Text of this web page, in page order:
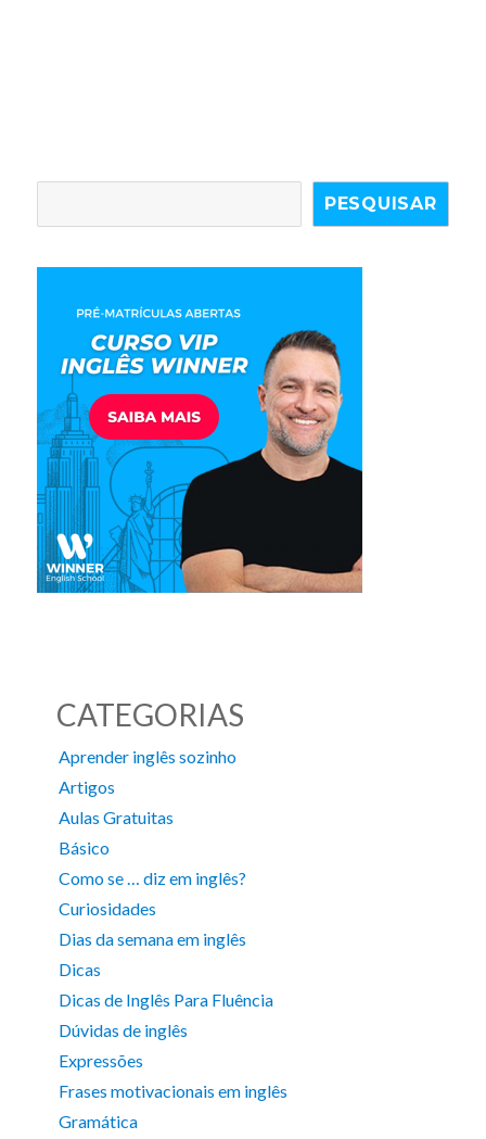
PESQUISAR
CATEGORIAS
Aprender inglês sozinho
Artigos
Aulas Gratuitas
Básico
Como se … diz em inglês?
Curiosidades
Dias da semana em inglês
Dicas
Dicas de Inglês Para Fluência
Dúvidas de inglês
Expressões
Frases motivacionais em inglês
Gramática